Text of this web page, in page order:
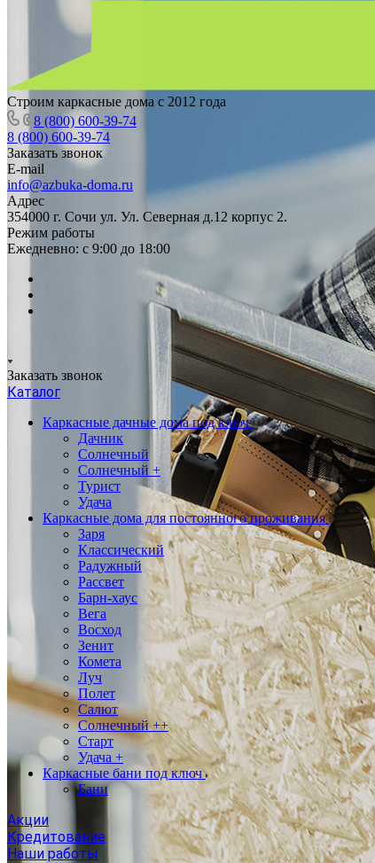
Строим каркасные дома с 2012 года
8 (800) 600-39-74
8 (800) 600-39-74
Заказать звонок
E-mail
info@azbuka-doma.ru
Адрес
354000 г. Сочи ул. Ул. Северная д.12 корпус 2.
Режим работы
Ежедневно: с 9:00 до 18:00
Заказать звонок
Каталог
Каркасные дачные дома под ключ
Дачник
Солнечный
Солнечный +
Турист
Удача
Каркасные дома для постоянного проживания
Заря
Классический
Радужный
Рассвет
Барн-хаус
Вега
Восход
Зенит
Комета
Луч
Полет
Салют
Солнечный ++
Старт
Удача +
Каркасные бани под ключ
Бани
Акции
Кредитование
Наши работы